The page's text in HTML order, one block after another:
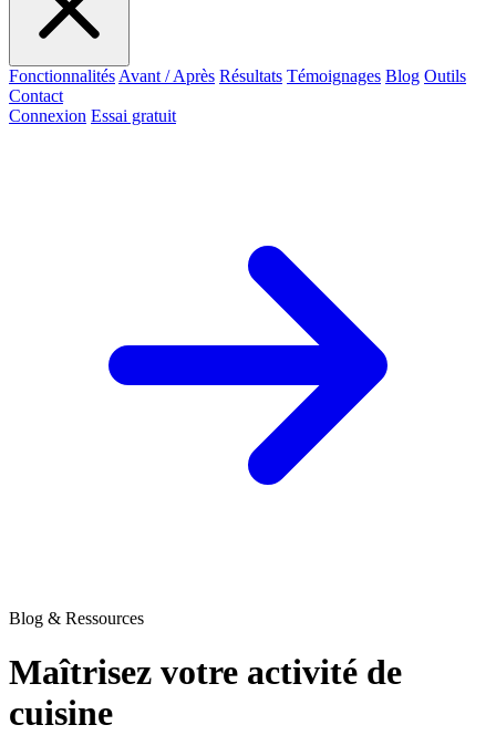
Fonctionnalités Avant / Après Résultats Témoignages Blog Outils
Contact
Connexion Essai gratuit
Blog & Ressources
Maîtrisez votre activité de
cuisine